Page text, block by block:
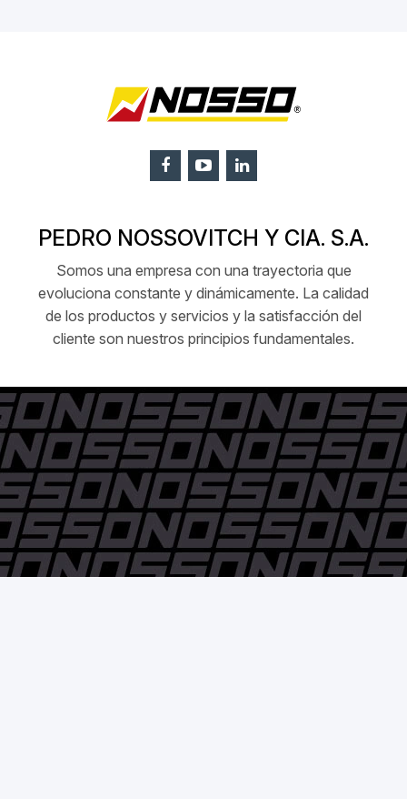
PEDRO NOSSOVITCH Y CIA. S.A.
Somos una empresa con una trayectoria que
evoluciona constante y dinámicamente. La calidad
de los productos y servicios y la satisfacción del
cliente son nuestros principios fundamentales.